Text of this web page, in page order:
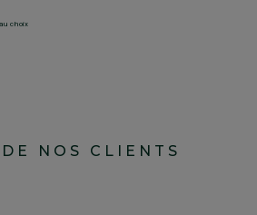
choix
NOS CLIENTS